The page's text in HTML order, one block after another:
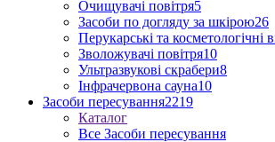
Очищувачі повітря5
Засоби по догляду за шкірою26
Перукарські та косметологічні
Зволожувачі повітря10
Ультразвукові скрабери8
Інфрачервона сауна10
Засоби пересування2219
Каталог
Все Засоби пересування